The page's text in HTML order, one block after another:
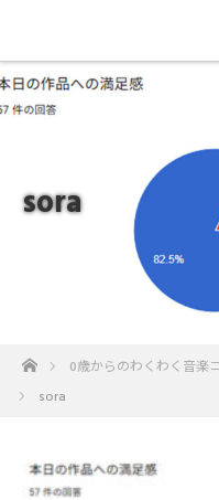
sora
ホーム0歳からのわくわく音楽
sora